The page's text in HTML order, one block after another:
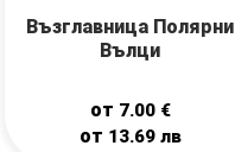
Възглавница Полярни
Вълци
от 7.00 €
от 13.69 лв